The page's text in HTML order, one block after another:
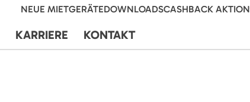
NEUE MIETGERÄTEDOWNLOADSCASHBACK AKTION
KARRIERE KONTAKT